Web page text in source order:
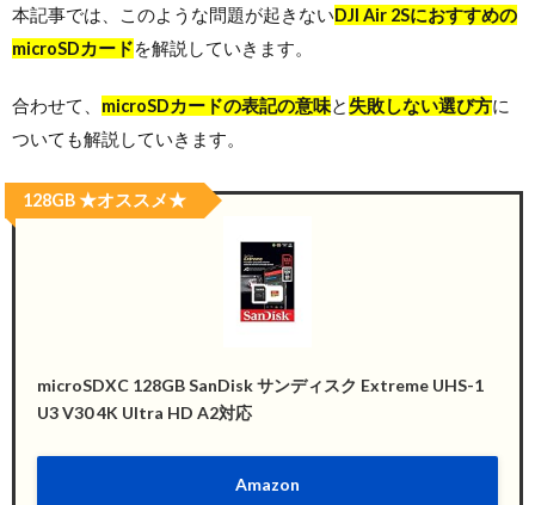
本記事では、このような問題が起きないDJI Air 2Sにおすすめの
microSDカードを解説していきます。
合わせて、 microSDカードの表記の意味と 失敗しない選び方に
ついても解説していきます。
microSDXC 128GB SanDisk サンディスク Extreme UHS-1
U3 V30 4K Ultra HD A2対応
Amazon
128GB ★オススメ★